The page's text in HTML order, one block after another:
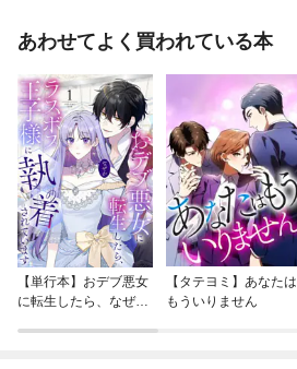
あわせてよく買われている本
【単行本】おデブ悪女
に転生したら、なぜか
【タテヨミ】あなたは
もういりません